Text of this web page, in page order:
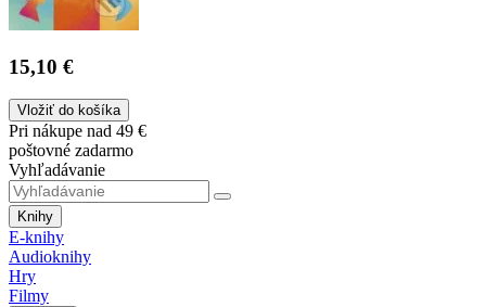
15,10 €
Vložiť do košíka
Pri nákupe nad 49 €
poštovné zadarmo
Vyhľadávanie
Knihy
E-knihy
Audioknihy
Hry
Filmy